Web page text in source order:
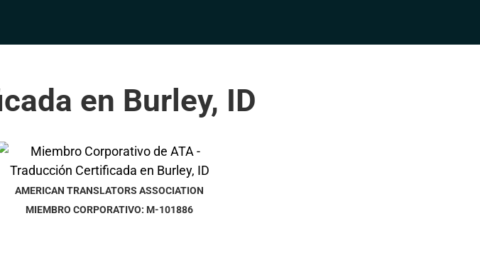
en Burley, ID
AMERICAN TRANSLATORS ASSOCIATION
MIEMBRO CORPORATIVO: M-101886